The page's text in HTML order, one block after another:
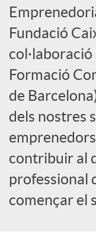
e
s
S
o
c
i
Fundació
Formació
de
dels nostres
contribuir al
professional
començar el